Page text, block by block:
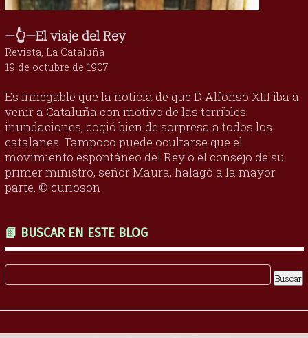
—👆—El viaje del Rey
Revista, La Cataluña
19 de octubre de 1907
Es innegable que la noticia de que D Alfonso XIII iba a
venir a Cataluña con motivo de las terribles
inundaciones, cogió bien de sorpresa a todos los
catalanes. Tampoco puede ocultarse que el
movimiento espontáneo del Rey o el consejo de su
primer ministro, señor Maura, halagó a la mayor
parte. © curioson
📗 BUSCAR EN ESTE BLOG